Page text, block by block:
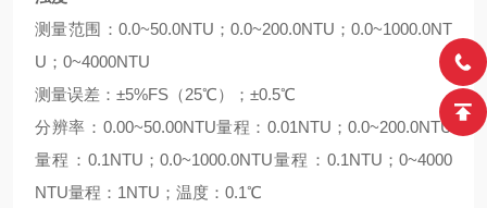
测量范围：0.0~50.0NTU；0.0~200.0NTU；0.0~1000.0NT
U；0~4000NTU
测量误差：±5%FS（25℃）；±0.5℃
分辨率：0.00~50.00NTU量程：0.01NTU；0.0~200.0NTU
量程：0.1NTU；0.0~1000.0NTU量程：0.1NTU；0~4000
NTU量程：1NTU；温度：0.1℃